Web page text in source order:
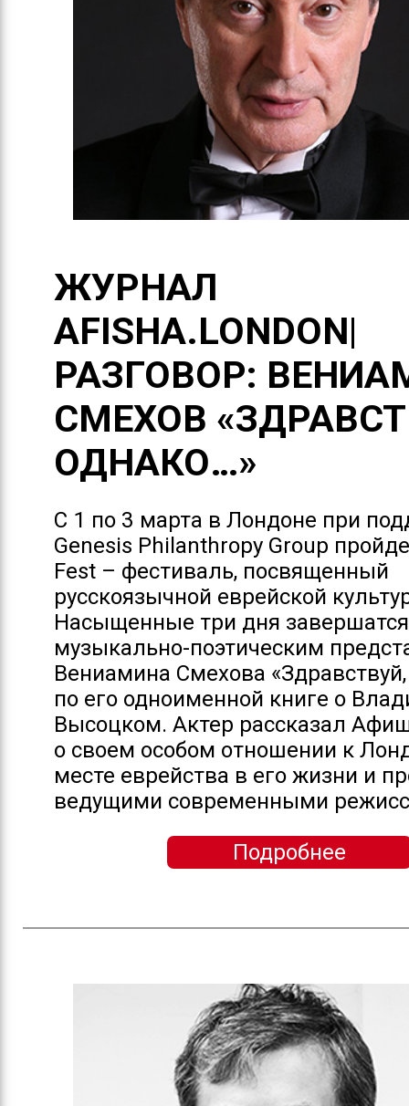
ЖУРНАЛ
AFISHA.LONDON|
РАЗГОВОР:
СМЕХОВ
ОДНАКО…»
С 1 по 3 марта в Лондоне при
Genesis Philanthropy Group
Fest – фестиваль, посвященный
русскоязычной еврейской
Насыщенные три дня завершатся
музыкально-поэтическим
Вениамина Смехова
по его одноименной книге о
Высоцком. Актер рассказал
о своем особом отношении к
месте еврейства в его жизни и
ведущими современными
Подробнее